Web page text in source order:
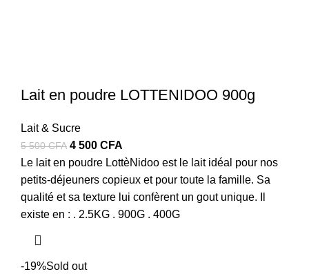
Lait en poudre LOTTENIDOO 900g
Lait & Sucre
5 500CFA Le
prix
initial
était :
5
4 500 CFA
prix
actuel
est :
4
Le lait en poudre LottèNidoo est le lait idéal pour nos
petits-déjeuners copieux et pour toute la famille. Sa
qualité et sa texture lui confèrent un gout unique. Il
existe en : . 2.5KG . 900G . 400G
-19%Sold out